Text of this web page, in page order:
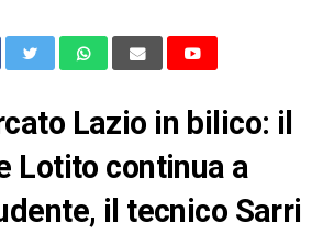
Lazio in bilico: il
Lotito continua a
il tecnico Sarri